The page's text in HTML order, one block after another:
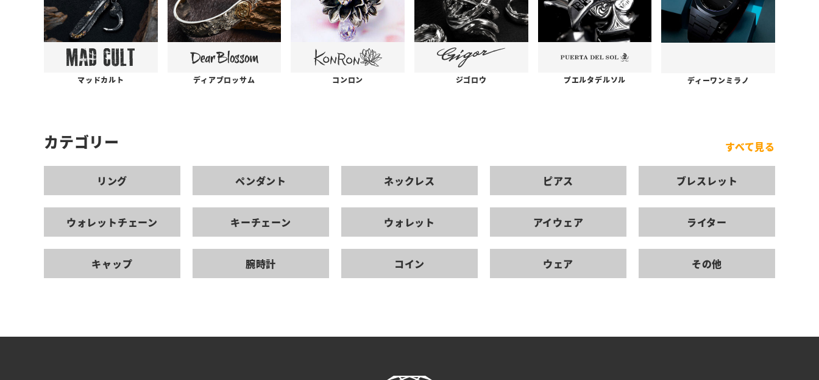
マッドカルト ディアブロッサム コンロン ジゴロウ プエルタデルソル ディーワンミラノ
カテゴリー すべて見る
リング ペンダント ネックレス ピアス ブレスレット
ウォレットチェーン キーチェーン ウォレット アイウェア ライター
キャップ 腕時計 コイン ウェア その他